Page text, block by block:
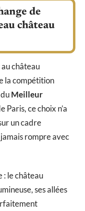
de
château
au château
la compétition
Meilleur
Paris, ce choix n’a
un cadre
rompre avec
: le château
ses allées